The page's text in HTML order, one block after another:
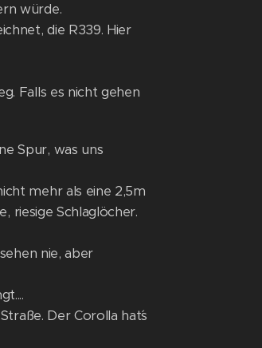
würde.
die R339. Hier
Falls es nicht gehen
Spur, was uns
mehr als eine 2,5m
riesige Schlaglöcher.
nie, aber
Der Corolla hat´s